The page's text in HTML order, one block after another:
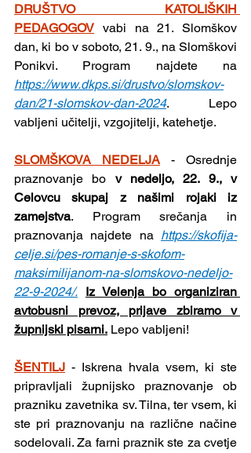
DRUŠTVO KATOLIŠKIH
PEDAGOGOV vabi na 21. Slomškov
dan, ki bo v soboto, 21. 9., na Slomškovi
https://www.dkps.si/drustvo/slomskov-
dan/21-slomskov-dan-2024. Lepo
vabljeni učitelji, vzgojitelji, katehetje.
SLOMŠKOVA NEDELJA
- Osrednje
praznovanje bo v nedeljo, 22. 9., v
Celovcu skupaj z našimi rojaki iz
zamejstva. Program srečanja in
praznovanja najdete na https://skofija-
celje.si/pes-romanje-s-skofom-
maksimilijanom-na-slomskovo-nedeljo-
22-9-2024/. Iz Velenja bo organiziran
avtobusni prevoz, prijave zbiramo v
župnijski pisarni. Lepo vabljeni!
ŠENTILJ - Iskrena hvala vsem, ki ste
pripravljali župnijsko praznovanje ob
prazniku zavetnika sv. Tilna, ter vsem, ki
ste pri praznovanju na različne načine
sodelovali. Za farni praznik ste za cvetje